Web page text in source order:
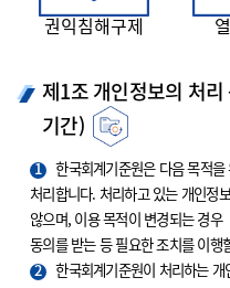
권익침해구제
제1조 개인정보의 처
기간)
1
한국회계기준원은 다음 목적
처리합니다. 처리하고 있는 개인정
않으며, 이용 목적이 변경되는 경
동의를 받는 등 필요한 조치를 이행
2
한국회계기준원이 처리하는